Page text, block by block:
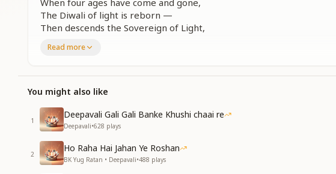
When four ages have come and gone,
The Diwali of light is reborn —
Then descends the Sovereign of Light,
वो आत्म दीप जलाते हैं, सच्ची दिवाली मनाते हैं।
ज्ञान से आत्मा की जगी है ज्योति प्यारी प्यारी,
खुशियों से अपनी सजी है सूरत न्यारी न्यारी।
He ignites the lamps of the soul divine,
And celebrates the true Diwali sublime.
He ignites the lamps of the soul divine,
And celebrates the true Diwali sublime
Read more
You might also like
1
Deepavali Gali Gali Banke Khushi chaai re
Deepavali•628 plays
2
Ho Raha Hai Jahan Ye Roshan
BK Yug Ratan • Deepavali•488 plays